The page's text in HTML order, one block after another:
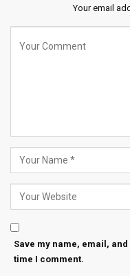
Your email
Save my name, email,
time I comment.